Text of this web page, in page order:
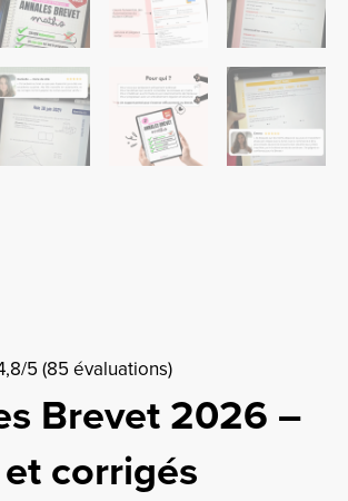
5 (85 évaluations)
Brevet 2026 –
corrigés